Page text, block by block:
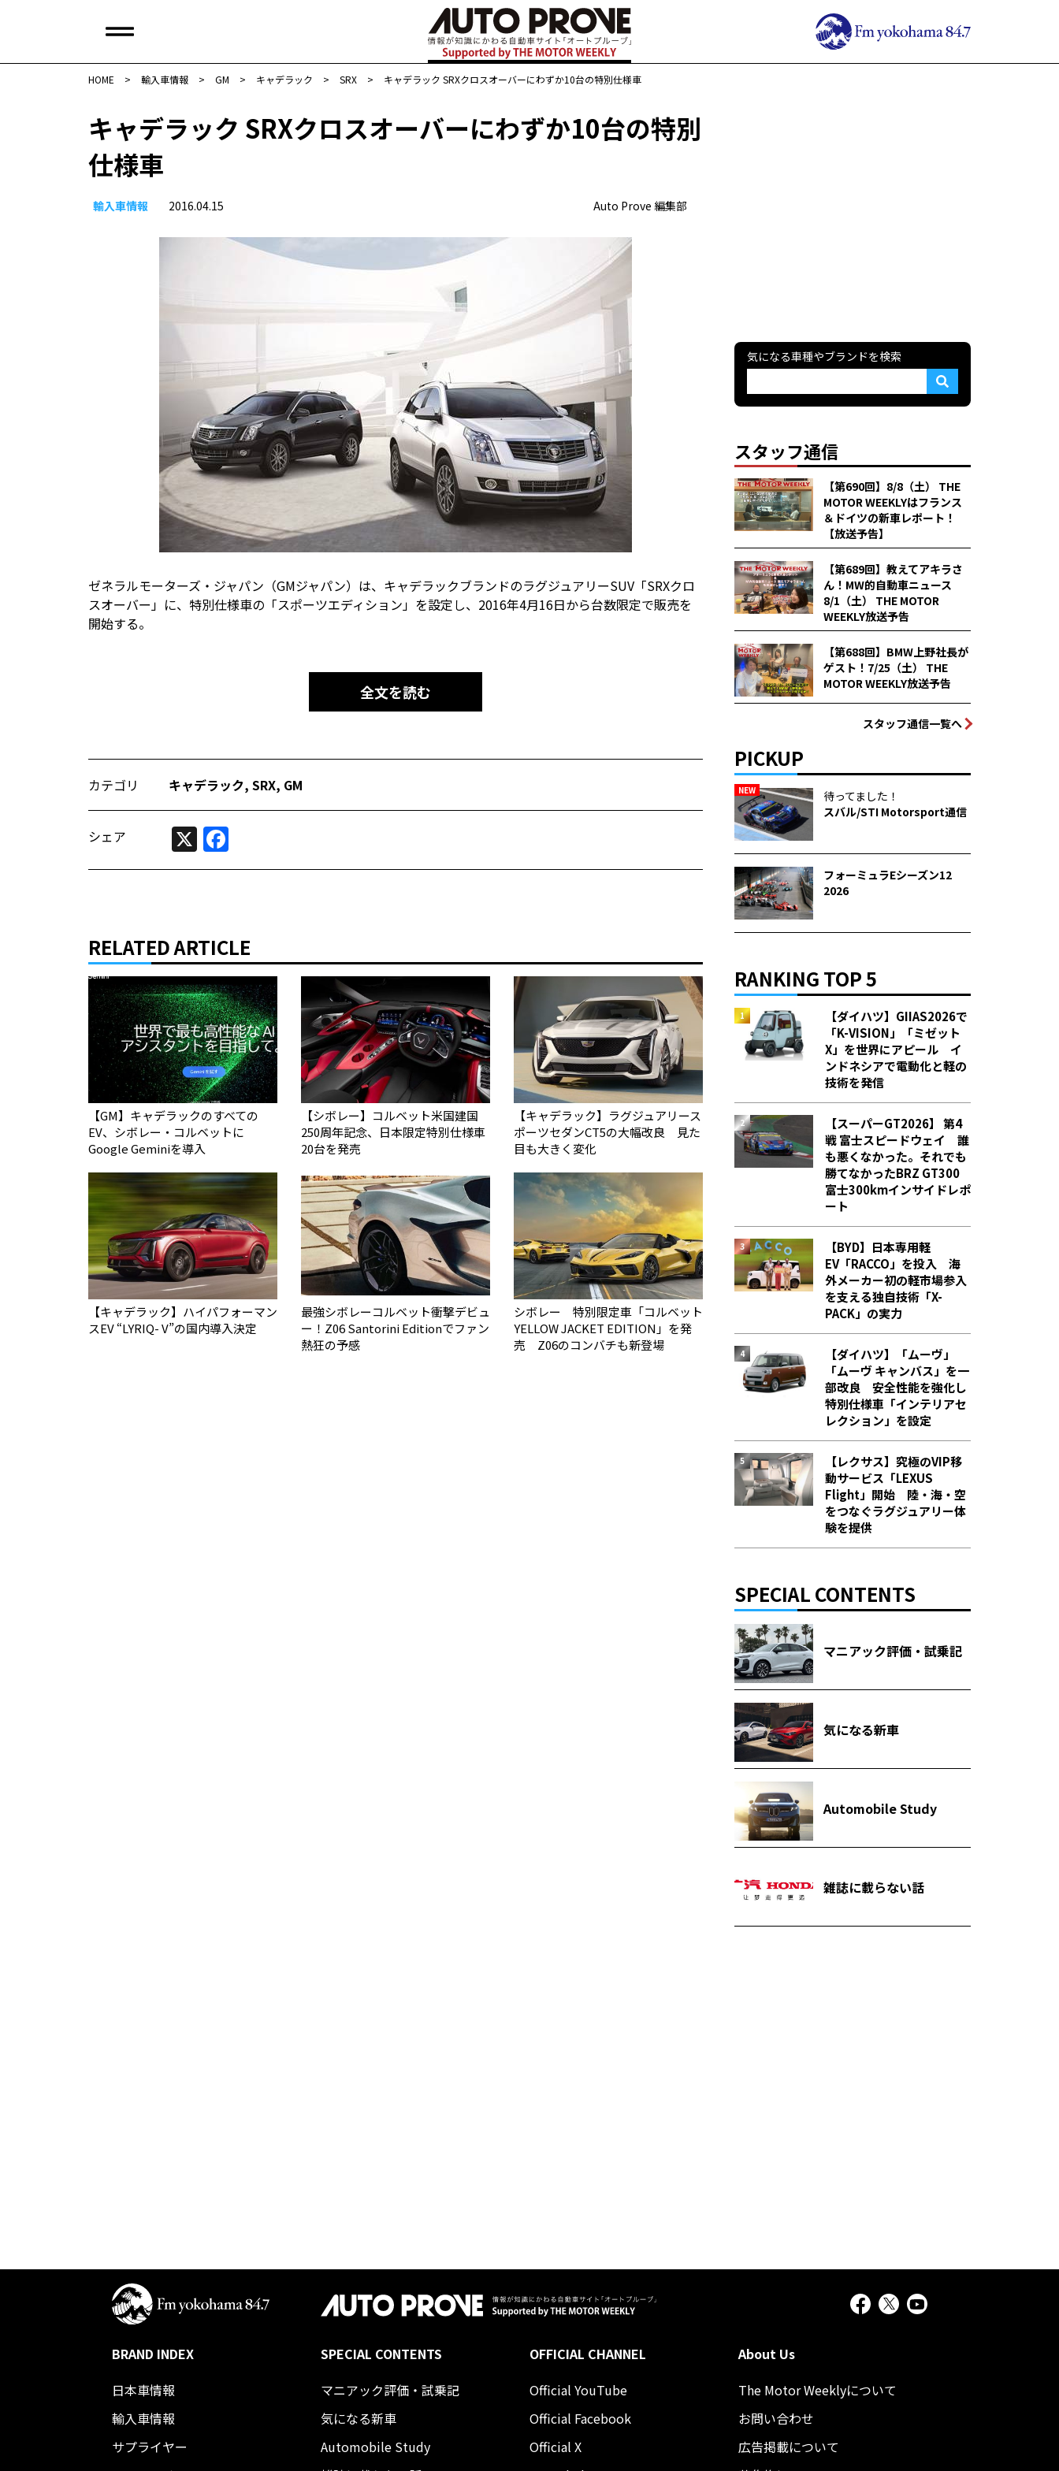
HOME > 輸入車情報 > GM > キャデラック > SRX > キャデラック SRXクロスオーバーにわずか10台の特別仕様車
キャデラック SRXクロスオーバーにわずか10台の特別
仕様車
輸入車情報 2016.04.15 Auto Prove 編集部
ゼネラルモーターズ・ジャパン（GMジャパン）は、キャデラックブランドのラグジュアリーSUV「SRXクロ
スオーバー」に、特別仕様車の「スポーツエディション」を設定し、2016年4月16日から台数限定で販売を
開始する。
全文を読む
カテゴリ キャデラック, SRX, GM
シェア X
RELATED ARTICLE
【GM】キャデラックのすべての
EV、シボレー・コルベットに
Google Geminiを導入
【シボレー】コルベット米国建国
250周年記念、日本限定特別仕様車
20台を発売
【キャデラック】ラグジュアリース
ポーツセダンCT5の大幅改良 見た
目も大きく変化
【キャデラック】ハイパフォーマン
スEV “LYRIQ- V”の国内導入決定
最強シボレーコルベット衝撃デビュ
ー！Z06 Santorini Editionでファン
熱狂の予感
シボレー 特別限定車「コルベット
YELLOW JACKET EDITION」を発
売 Z06のコンバチも新登場
気になる車種やブランドを検索
スタッフ通信
【第690回】8/8（土） THE
MOTOR WEEKLYはフランス
＆ドイツの新車レポート！
【放送予告】
【第689回】教えてアキラさ
ん！MW的自動車ニュース
8/1（土） THE MOTOR
WEEKLY放送予告
【第688回】BMW上野社長が
ゲスト！7/25（土） THE
MOTOR WEEKLY放送予告
スタッフ通信一覧へ
PICKUP
NEW
待ってました！
スバル/STI Motorsport通信
フォーミュラEシーズン12
2026
RANKING TOP 5
【ダイハツ】GIIAS2026で
「K-VISION」「ミゼット
X」を世界にアピール イ
ンドネシアで電動化と軽の
技術を発信
【スーパーGT2026】 第4
戦 富士スピードウェイ 誰
も悪くなかった。それでも
勝てなかった――BRZ GT300
富士300kmインサイドレポ
ート
【BYD】日本専用軽
EV「RACCO」を投入 海
外メーカー初の軽市場参入
を支える独自技術「X-
PACK」の実力
【ダイハツ】「ムーヴ」
「ムーヴ キャンバス」を一
部改良 安全性能を強化し
特別仕様車「インテリアセ
レクション」を設定
【レクサス】究極のVIP移
動サービス「LEXUS
Flight」開始 陸・海・空
をつなぐラグジュアリー体
験を提供
SPECIAL CONTENTS
マニアック評価・試乗記
気になる新車
Automobile Study
雑誌に載らない話
BRAND INDEX
日本車情報​
輸入車情報
サプライヤー
SPECIAL CONTENTS
マニアック評価・試乗記
気になる新車
Automobile Study
OFFICIAL CHANNEL
Official YouTube
Official Facebook
Official X
About Us
The Motor Weeklyについて
お問い合わせ
広告掲載について